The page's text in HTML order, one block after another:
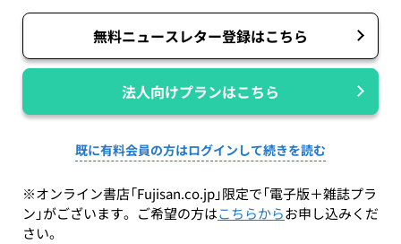
無料ニュースレター登録はこちら
法人向けプランはこちら
既に有料会員の方はログインして続きを読む
※オンライン書店「Fujisan.co.jp」限定で「電子版＋雑誌プラ
ン」がございます。ご希望の方はこちらからお申し込みくだ
さい。